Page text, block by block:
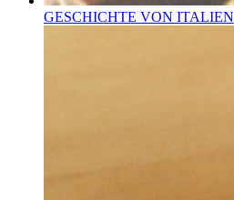
GESCHICHTE VON ITALIEN